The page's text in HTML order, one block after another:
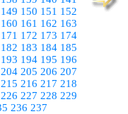
149 150 151 152
160 161 162 163
171 172 173 174
182 183 184 185
193 194 195 196
204 205 206 207
215 216 217 218
226 227 228 229
236 237